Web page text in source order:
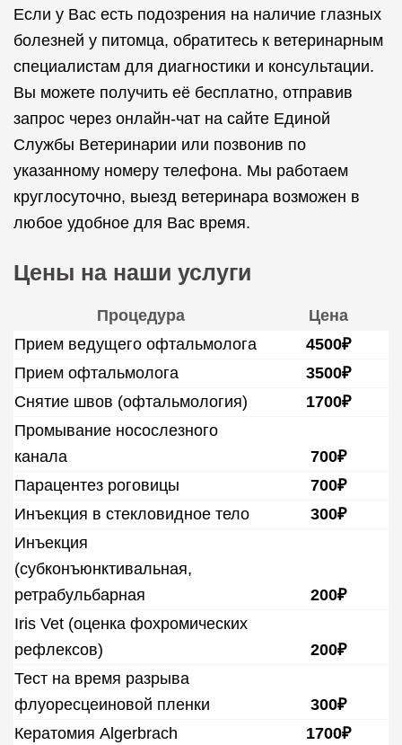
Если у Вас есть подозрения на наличие глазных
болезней у питомца, обратитесь к ветеринарным
специалистам для диагностики и консультации.
Вы можете получить её бесплатно, отправив
запрос через онлайн-чат на сайте Единой
Службы Ветеринарии или позвонив по
указанному номеру телефона. Мы работаем
круглосуточно, выезд ветеринара возможен в
любое удобное для Вас время.
Цены на наши услуги
Процедура
Цена
Прием ведущего офтальмолога
4500₽
Прием офтальмолога
3500₽
Снятие швов (офтальмология)
1700₽
Промывание носослезного
канала
700₽
Парацентез роговицы
700₽
Инъекция в стекловидное тело
300₽
Инъекция
(субконъюнктивальная,
ретрабульбарная
200₽
Iris Vet (оценка фохромических
рефлексов)
200₽
Тест на время разрыва
флуоресцеиновой пленки
300₽
Кератомия Algerbrach
1700₽